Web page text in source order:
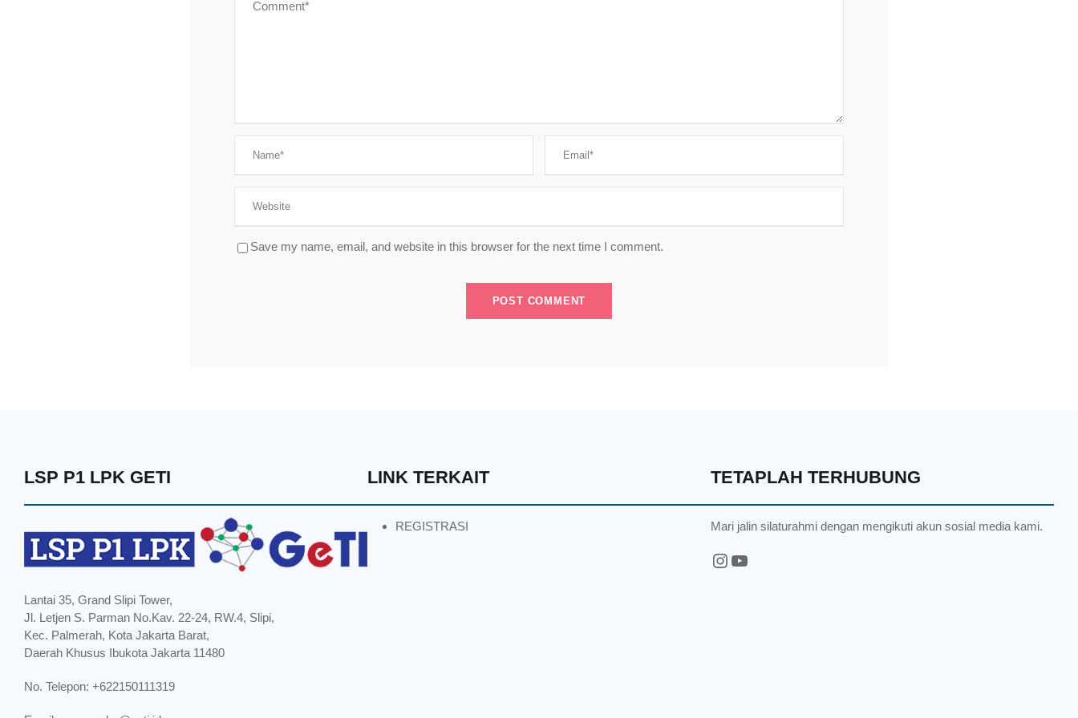
Save my name, email, and website in this browser for the next time I comment.
LSP P1 LPK GETI
Lantai 35, Grand Slipi Tower,
Jl. Letjen S. Parman No.Kav. 22-24, RW.4, Slipi,
Kec. Palmerah, Kota Jakarta Barat,
Daerah Khusus Ibukota Jakarta 11480
No. Telepon: +622150111319
LINK TERKAIT
REGISTRASI
TETAPLAH TERHUBUNG
Mari jalin silaturahmi dengan mengikuti akun sosial media kami.